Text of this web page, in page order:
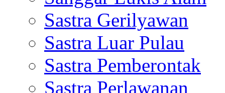
Sastra Gerilyawan
Sastra Luar Pulau
Sastra Pemberontak
Sastra Perlawanan